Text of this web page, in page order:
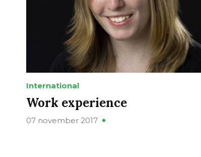
International
Work experience
07 november 2017